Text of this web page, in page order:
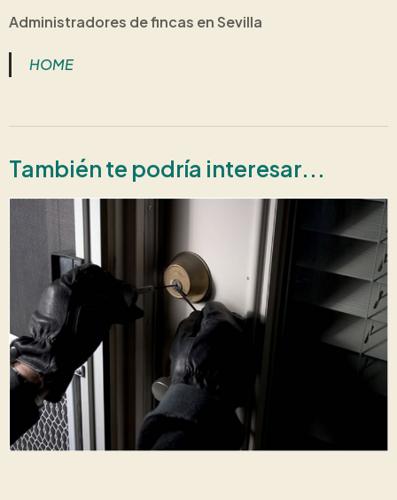
Administradores de fincas en Sevilla
HOME
También te podría interesar...